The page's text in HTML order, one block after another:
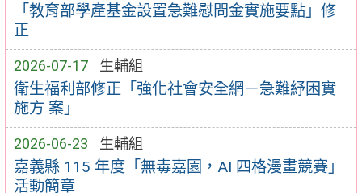
「教育部學產基金設置急難慰問金實施要點」修
正
2026-07-17 生輔組
衛生福利部修正「強化社會安全網－急難紓困實
施方 案」
2026-06-23 生輔組
嘉義縣 115 年度「無毒嘉園，AI 四格漫畫競賽」
活動簡章